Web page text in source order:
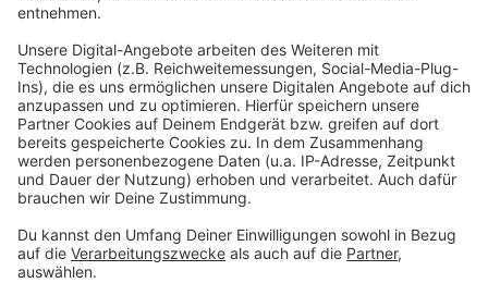
sagte heute der Innenminister. Erst ab November sei
Festplatte auf dem Rechner des Mannes konnte von
der Polizei erst im März entschlüsselt werden. Die
Beamten hätten per Fleißarbeit auf einem Handy
gefundene Passwörter eingegeben und seien damit
erfolgreich gewesen. Auf dem Speicher fanden die
Ermittler Bilder von schwerem sexuellen Missbrauch.
Anzeige